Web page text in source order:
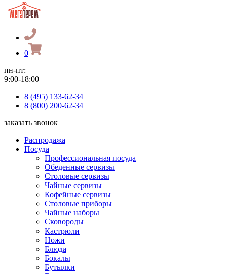
0
пн-пт:
9:00-18:00
8 (495) 133-62-34
8 (800) 200-62-34
заказать звонок
Распродажа
Посуда
Профессиональная посуда
Обеденные сервизы
Столовые сервизы
Чайные сервизы
Кофейные сервизы
Столовые приборы
Чайные наборы
Сковороды
Кастрюли
Ножи
Блюда
Бокалы
Бутылки